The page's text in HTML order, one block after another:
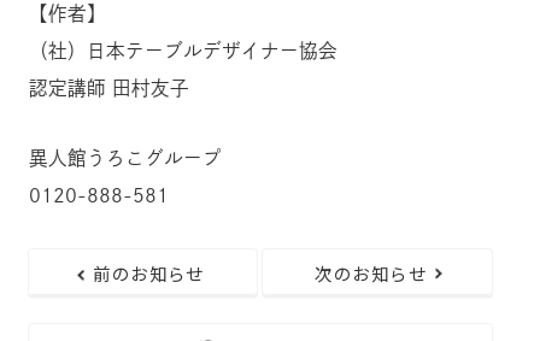
【作者】
（社）日本テーブルデザイナー協会
認定講師 田村友子
異人館うろこグループ
0120-888-581
前のお知らせ 次のお知らせ